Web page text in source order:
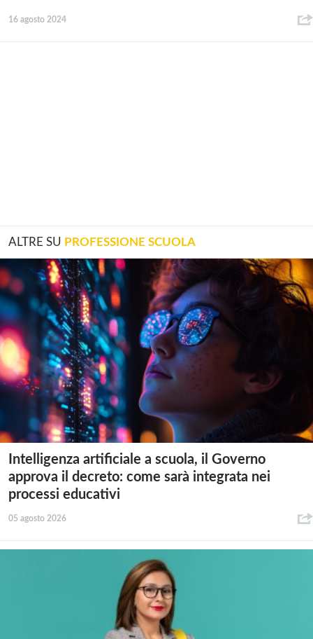
16 agosto 2024
ALTRE SU PROFESSIONE SCUOLA
Intelligenza artificiale a scuola, il Governo
approva il decreto: come sarà integrata nei
processi educativi
05 agosto 2026